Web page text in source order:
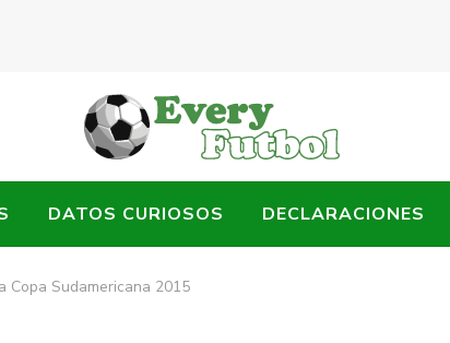
DATOS CURIOSOS DECLARACIONES
Copa Sudamericana 2015